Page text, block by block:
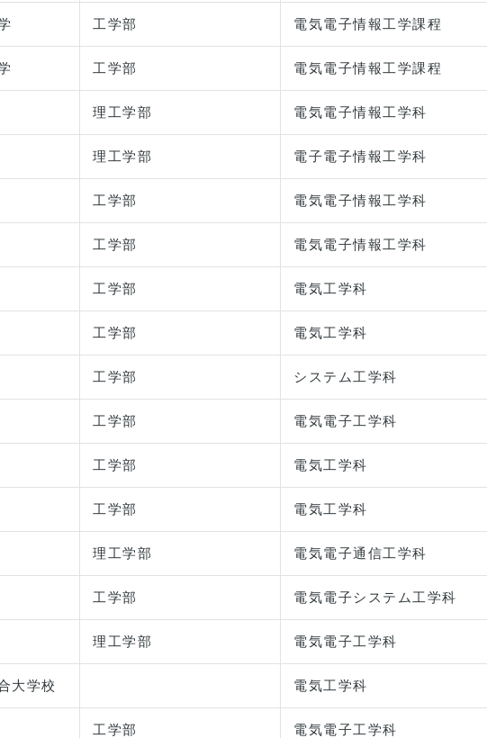
工学部 電気電子情報工学課程
工学部 電気電子情報工学課程
理工学部 電気電子情報工学科
理工学部 電子電子情報工学科
工学部 電気電子情報工学科
工学部 電気電子情報工学科
工学部 電気工学科
工学部 電気工学科
工学部 システム工学科
工学部 電気電子工学科
工学部 電気工学科
工学部 電気工学科
理工学部 電気電子通信工学科
工学部 電気電子システム工学科
理工学部 電気電子工学科
大学校 電気工学科
工学部 電気電子工学科